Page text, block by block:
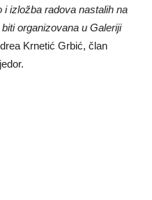
izložba radova nastalih na
organizovana u Galeriji
Krnetić Grbić, član